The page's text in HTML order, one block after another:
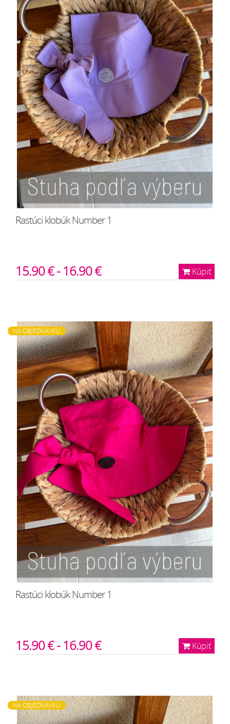
Rastúci klobúk Number 1
Kúpiť
15.90 € - 16.90 €
NA OBJEDNÁVKU
Rastúci klobúk Number 1
Kúpiť
15.90 € - 16.90 €
NA OBJEDNÁVKU